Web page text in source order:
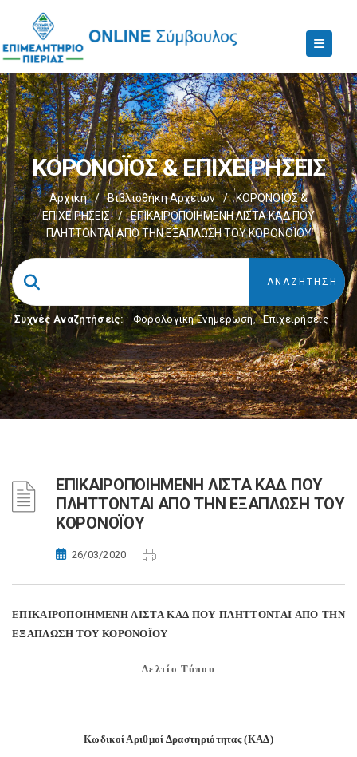
ΚΟΡΟΝΟΪΟΣ & ΕΠΙΧΕΙΡΗΣΕΙΣ
Αρχική / Βιβλιοθήκη Αρχείων /
ΚΟΡΟΝΟΪΟΣ &
ΕΠΙΧΕΙΡΗΣΕΙΣ
/
ΕΠΙΚΑΙΡΟΠΟΙΗΜΕΝΗ ΛΙΣΤΑ ΚΑΔ ΠΟΥ
ΠΛΗΤΤΟΝΤΑΙ ΑΠΟ ΤΗΝ ΕΞΑΠΛΩΣΗ ΤΟΥ ΚΟΡΟΝΟΪΟΥ
Συχνές Αναζητήσεις: Φορολογικη Ενημέρωση, Επιχειρήσεις
ΕΠΙΚΑΙΡΟΠΟΙΗΜΕΝΗ ΛΙΣΤΑ ΚΑΔ ΠΟΥ
ΠΛΗΤΤΟΝΤΑΙ ΑΠΟ ΤΗΝ ΕΞΑΠΛΩΣΗ ΤΟΥ
ΚΟΡΟΝΟΪΟΥ
26/03/2020
ΕΠΙΚΑΙΡΟΠΟΙΗΜΕΝΗ ΛΙΣΤΑ ΚΑΔ ΠΟΥ ΠΛΗΤΤΟΝΤΑΙ ΑΠΟ ΤΗΝ
ΕΞΑΠΛΩΣΗ ΤΟΥ ΚΟΡΟΝΟΪΟΥ
Δελτίο Τύπου
Κωδικοί Αριθμοί Δραστηριότητας (ΚΑΔ)